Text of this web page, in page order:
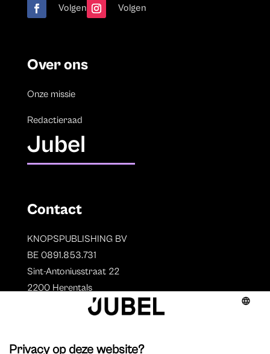
Volgen Volgen
Over ons
Onze missie
Redactieraad
Jubel
Contact
KNOPSPUBLISHING BV
BE 0891.853.731
Sint-Antoniusstraat 22
2200 Herentals
Auteurs